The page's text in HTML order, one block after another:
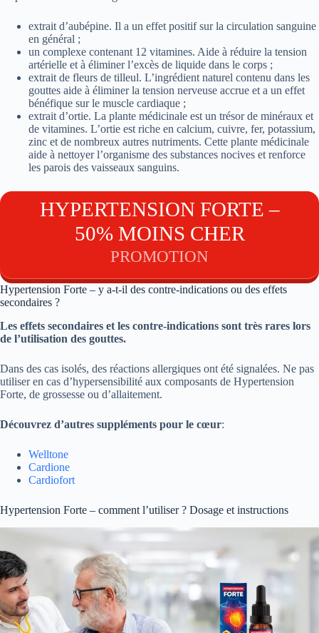
extrait d’aubépine. Il a un effet positif sur la circulation sanguine
en général ;
un complexe contenant 12 vitamines. Aide à réduire la tension
artérielle et à éliminer l’excès de liquide dans le corps ;
extrait de fleurs de tilleul. L’ingrédient naturel contenu dans les
gouttes aide à éliminer la tension nerveuse accrue et a un effet
bénéfique sur le muscle cardiaque ;
extrait d’ortie. La plante médicinale est un trésor de minéraux et
de vitamines. L’ortie est riche en calcium, cuivre, fer, potassium,
zinc et de nombreux autres nutriments. Cette plante médicinale
aide à nettoyer l’organisme des substances nocives et renforce
les parois des vaisseaux sanguins.
HYPERTENSION FORTE –
50% MOINS CHER
PROMOTION
Hypertension Forte – y a-t-il des contre-indications ou des effets
secondaires ?
Les effets secondaires et les contre-indications sont très rares lors
de l’utilisation des gouttes.
Dans des cas isolés, des réactions allergiques ont été signalées. Ne pas
utiliser en cas d’hypersensibilité aux composants de Hypertension
Forte, de grossesse ou d’allaitement.
Découvrez d’autres suppléments pour le cœur:
Welltone
Cardione
Cardiofort
Hypertension Forte – comment l’utiliser ? Dosage et instructions